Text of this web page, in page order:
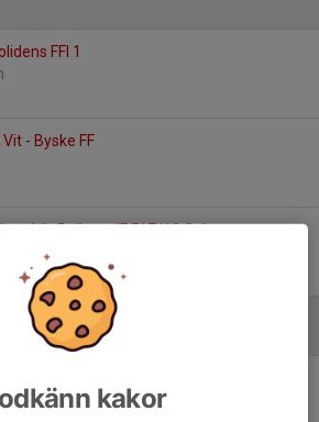
FFI 1
- Byske FF
Railcare IF F17/18 Gul
kakor